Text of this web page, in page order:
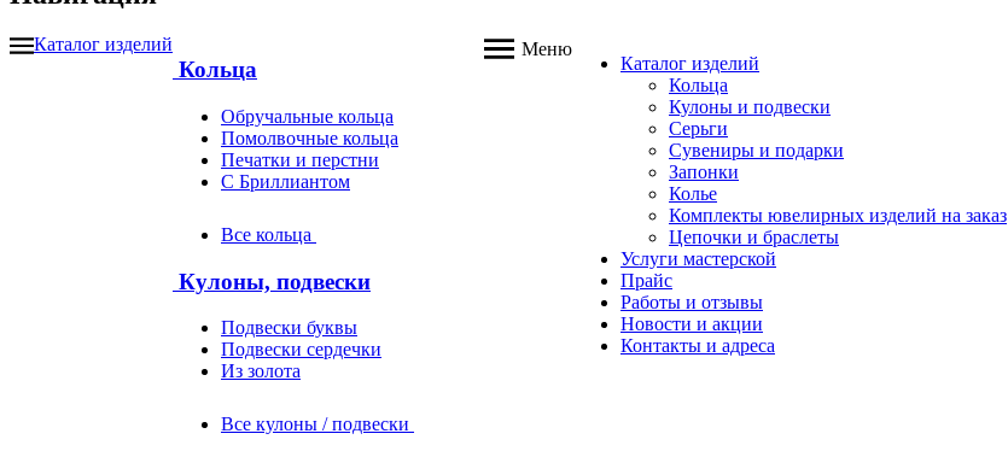
Каталог изделий
Кольца
Обручальные кольца
Помолвочные кольца
Печатки и перстни
С Бриллиантом
Все кольца
Кулоны, подвески
Подвески буквы
Подвески сердечки
Из золота
Все кулоны / подвески
Меню
Каталог изделий
Кольца
Кулоны и подвески
Серьги
Сувениры и подарки
Запонки
Колье
Комплекты ювелирных изделий на заказ
Цепочки и браслеты
Услуги мастерской
Прайс
Работы и отзывы
Новости и акции
Контакты и адреса